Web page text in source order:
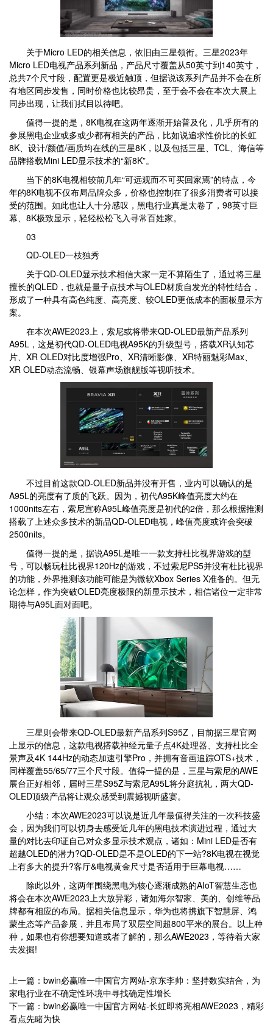
关于Micro LED的相关信息，依旧由三星领衔。三星2023年
Micro LED电视产品系列新品，产品尺寸覆盖从50英寸到140英寸，
总共7个尺寸段，配置更是极近触顶，但据说该系列产品并不会在所
有地区同步发售，同时价格也比较昂贵，至于会不会在本次大展上
同步出现，让我们拭目以待吧。
值得一提的是，8K电视在这两年逐渐开始普及化，几乎所有的
参展黑电企业或多或少都有相关的产品，比如说追求性价比的长虹
8K、设计/颜值/画质均在线的三星8K，以及包括三星、TCL、海信等
品牌搭载Mini LED显示技术的“新8K”。
当下的8K电视相较前几年“可远观而不可买回家焉”的特点，今
年的8K电视不仅布局品牌众多，价格也控制在了很多消费者可以接
受的范围。如此也让人十分感叹，黑电行业真是太卷了，98英寸巨
幕、8K极致显示，轻轻松松飞入寻常百姓家。
03
QD-OLED一枝独秀
关于QD-OLED显示技术相信大家一定不算陌生了，通过将三星
擅长的QLED，也就是量子点技术与OLED材质自发光的特性结合，
形成了一种具有高色纯度、高亮度、较OLED更低成本的面板显示方
案。
在本次AWE2023上，索尼或将带来QD-OLED最新产品系列
A95L，这是初代QD-OLED电视A95K的升级型号，搭载XR认知芯
片、XR OLED对比度增强Pro、XR清晰影像、XR特丽魅彩Max、
XR OLED动态流畅、银幕声场旗舰版等视听技术。
不过目前这款QD-OLED新品并没有开售，业内可以确认的是
A95L的亮度有了质的飞跃。因为，初代A95K峰值亮度大约在
1000nits左右，索尼宣称A95L峰值亮度是初代的2倍，那么根据推测
搭载了上述众多技术的新品QD-OLED电视，峰值亮度或许会突破
2500nits。
值得一提的是，据说A95L是唯一一款支持杜比视界游戏的型
号，可以畅玩杜比视界120Hz的游戏，不过索尼PS5并没有杜比视界
的功能，外界推测该功能可能是为微软Xbox Series X准备的。但无
论怎样，作为突破OLED亮度极限的新显示技术，相信诸位一定非常
期待与A95L面对面吧。
三星则会带来QD-OLED最新产品系列S95Z，目前据三星官网
上显示的信息，这款电视搭载神经元量子点4K处理器、支持杜比全
景声及4K 144Hz的动态加速引擎Pro，并拥有音画追踪OTS+技术，
同样覆盖55/65/77三个尺寸段。值得一提的是，三星与索尼的AWE
展台正好相邻，届时三星S95Z与索尼A95L将分庭抗礼，两大QD-
OLED顶级产品将让观众感受到震撼视听盛宴。
小结：本次AWE2023可以说是近几年最值得关注的一次科技盛
会，因为我们可以切身去感受近几年的黑电技术演进过程，通过大
量的对比去印证自己对众多显示技术观点，诸如：Mini LED是否有
超越OLED的潜力?QD-OLED是不是OLED的下一站?8K电视在视觉
上有多大的提升?客厅&电视黄金尺寸是否适用于巨幕电视……
除此以外，这两年围绕黑电为核心逐渐成熟的AIoT智慧生态也
将会在本次AWE2023上大放异彩，诸如海尔智家、美的、创维等品
牌都有相应的布局。据相关信息显示，华为也将携旗下智慧屏、鸿
蒙生态等产品参展，并且布局了双层空间超800平米的展台。以上种
种，如果也有你想要知道或者了解的，那么AWE2023，等待着大家
去发掘!
上一篇：bwin必赢唯一中国官方网站-京东李帅：坚持数实结合，为
家电行业在不确定性环境中寻找确定性增长
下一篇：bwin必赢唯一中国官方网站-长虹即将亮相AWE2023，精彩
看点先睹为快